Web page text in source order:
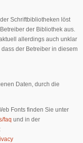
Schriftbibliotheken löst
der Bibliothek aus.
allerdings auch unklar
der Betreiber in diesem
Daten, durch die
Fonts finden Sie unter
faq und in der